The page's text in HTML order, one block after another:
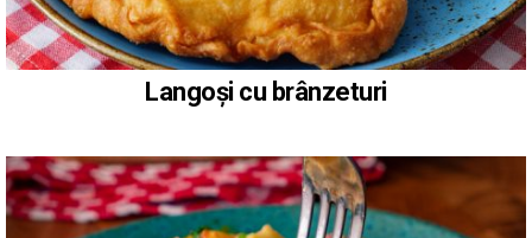
Langoși cu brânzeturi